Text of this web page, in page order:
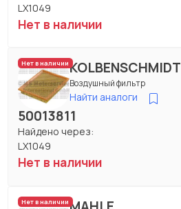
LX1049
Нет в наличии
Нет в наличииKOLBENSCHMIDT
Воздушный фильтр
Найти аналоги
50013811
Найдено через:
LX1049
Нет в наличии
Нет в наличии